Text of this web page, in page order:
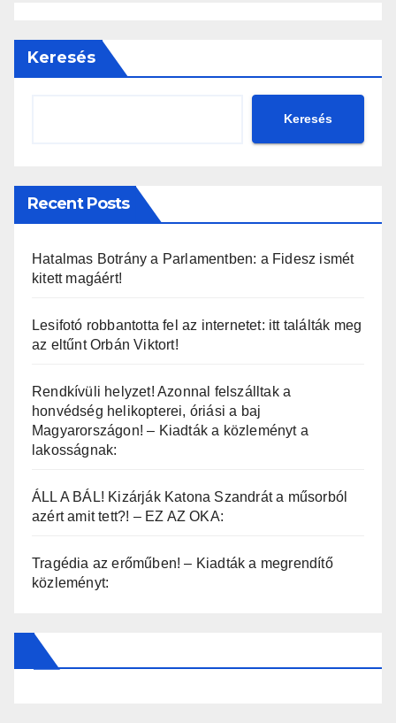
Keresés
Keresés
Recent Posts
Hatalmas Botrány a Parlamentben: a Fidesz ismét
kitett magáért!
Lesifotó robbantotta fel az internetet: itt találták meg
az eltűnt Orbán Viktort!
Rendkívüli helyzet! Azonnal felszálltak a
honvédség helikopterei, óriási a baj
Magyarországon! – Kiadták a közleményt a
lakosságnak:
ÁLL A BÁL! Kizárják Katona Szandrát a műsorból
azért amit tett?! – EZ AZ OKA:
Tragédia az erőműben! – Kiadták a megrendítő
közleményt: